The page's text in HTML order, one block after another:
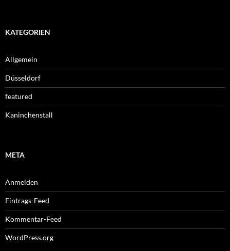
KATEGORIEN
Allgemein
Düsseldorf
featured
Kaninchenstall
META
Anmelden
Eintrags-Feed
Kommentar-Feed
WordPress.org